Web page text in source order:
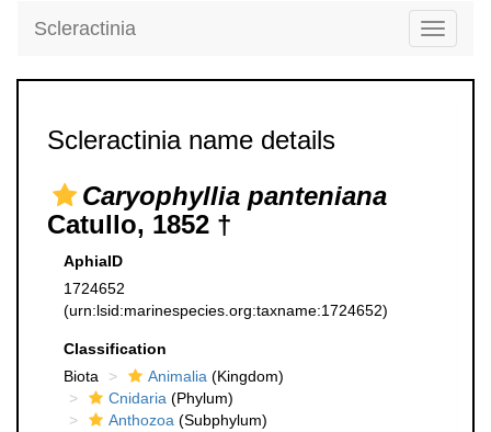
Toggle
Scleractinia
Scleractinia name details
Caryophyllia panteniana
Catullo, 1852 †
AphiaID
1724652
(urn:lsid:marinespecies.org:taxname:1724652)
Classification
Biota
Animalia (Kingdom)
Cnidaria (Phylum)
Anthozoa (Subphylum)